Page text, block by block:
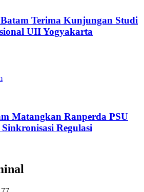
Terima Kunjungan Studi
UII Yogyakarta
Matangkan Ranperda PSU
Regulasi